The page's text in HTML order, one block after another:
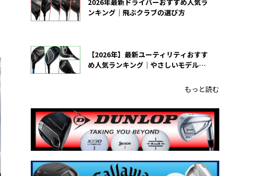
ンキング｜飛ぶクラブの選び方
【2026年】最新ユーティリティおすす
め人気ランキング｜やさしいモデルの
もっと読む